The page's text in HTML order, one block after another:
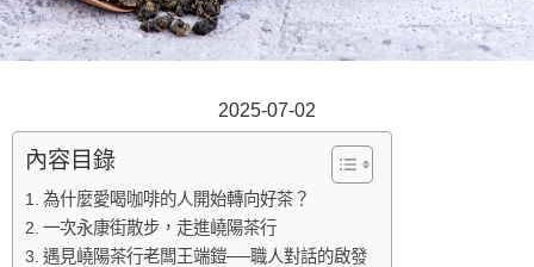
2025-07-02
內容目錄
為什麼愛喝咖啡的人開始轉向好茶？
一次永康街散步，走進嶢陽茶行
遇見嶢陽茶行老闆王端鎧──職人對話的啟發